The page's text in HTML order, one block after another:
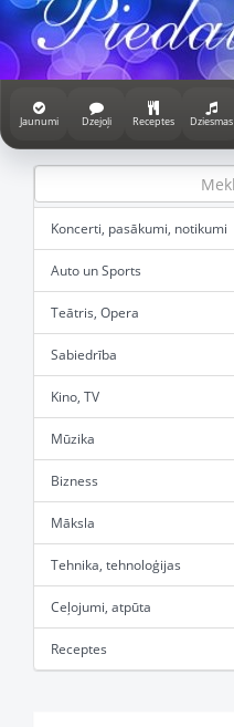
Jaunumi Dzejoļi Receptes Dziesmas
Koncerti, pasākumi, notikumi
Auto un Sports
Teātris, Opera
Sabiedrība
Kino, TV
Mūzika
Bizness
Māksla
Tehnika, tehnoloģijas
Ceļojumi, atpūta
Receptes